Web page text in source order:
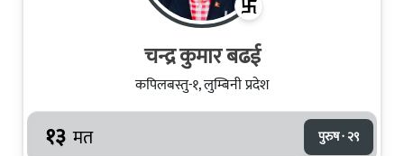
चन्द्र कुमार बढई
कपिलबस्तु-१, लुम्बिनी प्रदेश
१३ मत पुरुष · २९